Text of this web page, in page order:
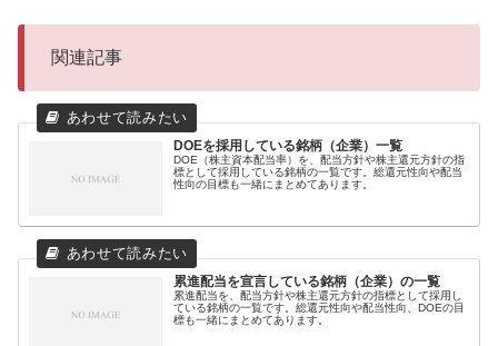
関連記事
DOEを採用している銘柄（企業）一覧
DOE（株主資本配当率）を、配当方針や株主還元方針の指
標として採用している銘柄の一覧です。総還元性向や配当
性向の目標も一緒にまとめてあります。
累進配当を宣言している銘柄（企業）の一覧
累進配当を、配当方針や株主還元方針の指標として採用し
ている銘柄の一覧です。総還元性向や配当性向、DOEの目
標も一緒にまとめてあります。